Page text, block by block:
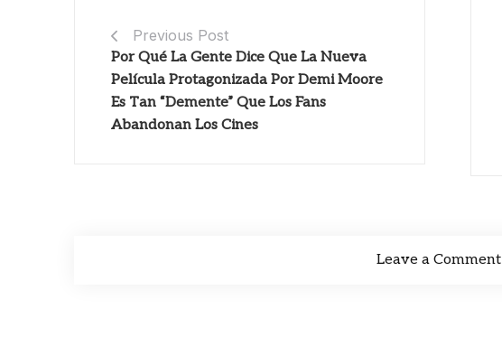
Previous Post
Por Qué La Gente Dice Que La Nueva
Película Protagonizada Por Demi Moore
Es Tan “Demente” Que Los Fans
Abandonan Los Cines
Leave a Comment